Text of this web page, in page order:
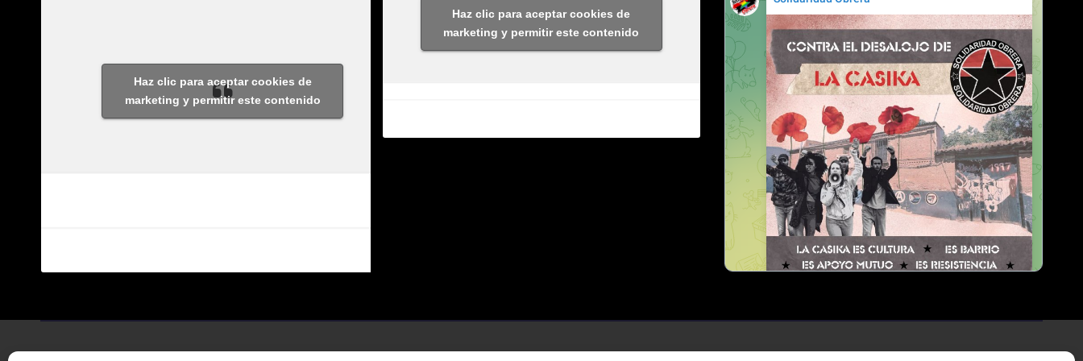
Haz clic para aceptar cookies de
marketing y permitir este contenido
Haz clic para aceptar cookies de
marketing y permitir este contenido